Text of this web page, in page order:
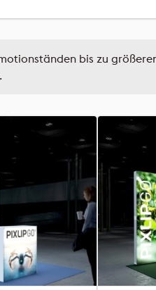
bis zu